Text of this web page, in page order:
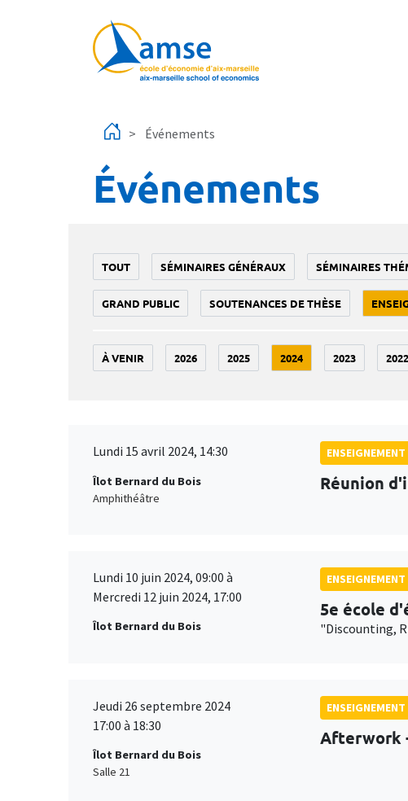
Événements
Événements
TOUT SÉMINAIRES GÉNÉRAUX SÉMINAIRES
GRAND PUBLIC SOUTENANCES DE THÈSE
À VENIR 2026 2025 2024 2023 2022
Lundi 15 avril 2024, 14:30
Îlot Bernard du Bois
Amphithéâtre
ENSEIGNEMENT
Réunion
Lundi 10 juin 2024, 09:00 à
Mercredi 12 juin 2024, 17:00
Îlot Bernard du Bois
ENSEIGNEMENT
5e école
"Discounting,
Jeudi 26 septembre 2024
17:00 à 18:30
Îlot Bernard du Bois
Salle 21
ENSEIGNEMENT
Afterwork